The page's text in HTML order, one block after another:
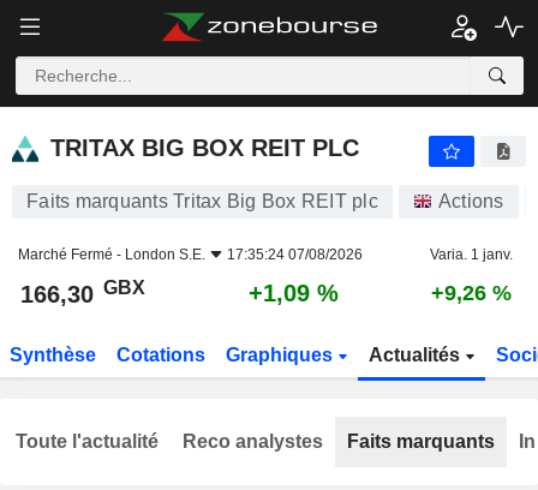
TRITAX BIG BOX REIT PLC
TRITAX BIG BOX REIT PLC
Faits marquants Tritax Big Box REIT plc Actions
Marché Fermé - London S.E. 17:35:24 07/08/2026 Varia. 1 janv.
166,30 GBX +1,09 % +9,26 %
Synthèse Cotations Graphiques Actualités
Toute l'actualité Reco analystes Faits marquants